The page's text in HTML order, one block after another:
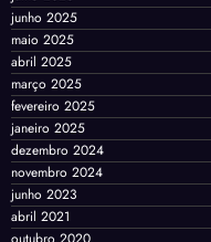
junho 2025
maio 2025
abril 2025
março 2025
fevereiro 2025
janeiro 2025
dezembro 2024
novembro 2024
junho 2023
abril 2021